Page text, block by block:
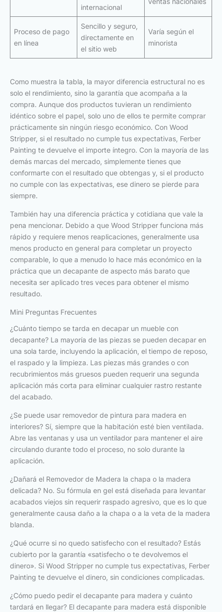
internacional
Proceso de pago
en línea
Sencillo y seguro,
directamente en
el sitio web
Varía según el
minorista
Como muestra la tabla, la mayor diferencia estructural no es
solo el rendimiento, sino la garantía que acompaña a la
compra. Aunque dos productos tuvieran un rendimiento
idéntico sobre el papel, solo uno de ellos te permite comprar
prácticamente sin ningún riesgo económico. Con Wood
Stripper, si el resultado no cumple tus expectativas, Ferber
Painting te devuelve el importe íntegro. Con la mayoría de las
demás marcas del mercado, simplemente tienes que
conformarte con el resultado que obtengas y, si el producto
no cumple con las expectativas, ese dinero se pierde para
siempre.
También hay una diferencia práctica y cotidiana que vale la
pena mencionar. Debido a que Wood Stripper funciona más
rápido y requiere menos reaplicaciones, generalmente usa
menos producto en general para completar un proyecto
comparable, lo que a menudo lo hace más económico en la
práctica que un decapante de aspecto más barato que
necesita ser aplicado tres veces para obtener el mismo
resultado.
Mini Preguntas Frecuentes
¿Cuánto tiempo se tarda en decapar un mueble con
decapante? La mayoría de las piezas se pueden decapar en
una sola tarde, incluyendo la aplicación, el tiempo de reposo,
el raspado y la limpieza. Las piezas más grandes o con
recubrimientos más gruesos pueden requerir una segunda
aplicación más corta para eliminar cualquier rastro restante
del acabado.
¿Se puede usar removedor de pintura para madera en
interiores? Sí, siempre que la habitación esté bien ventilada.
Abre las ventanas y usa un ventilador para mantener el aire
circulando durante todo el proceso, no solo durante la
aplicación.
¿Dañará el Removedor de Madera la chapa o la madera
delicada? No. Su fórmula en gel está diseñada para levantar
acabados viejos sin requerir raspado agresivo, que es lo que
generalmente causa daño a la chapa o a la veta de la madera
blanda.
¿Qué ocurre si no quedo satisfecho con el resultado? Estás
cubierto por la garantía «satisfecho o te devolvemos el
dinero». Si Wood Stripper no cumple tus expectativas, Ferber
Painting te devuelve el dinero, sin condiciones complicadas.
¿Cómo puedo pedir el decapante para madera y cuánto
tardará en llegar? El decapante para madera está disponible